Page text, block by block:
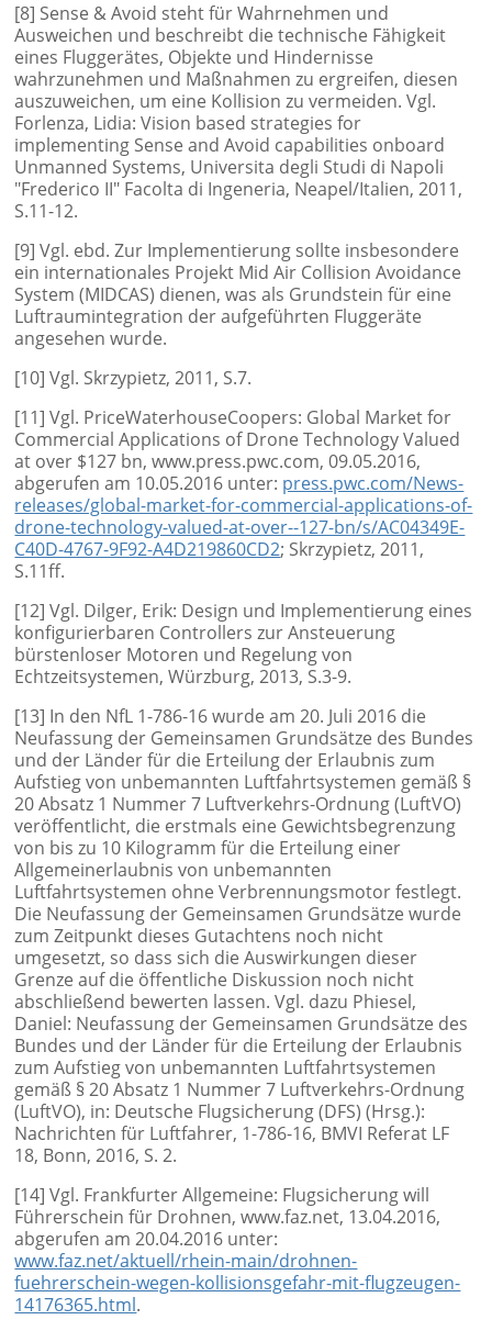
[8] Sense & Avoid steht für Wahrnehmen und
Ausweichen und beschreibt die technische Fähigkeit
eines Fluggerätes, Objekte und Hindernisse
wahrzunehmen und Maßnahmen zu ergreifen, diesen
auszuweichen, um eine Kollision zu vermeiden. Vgl.
Forlenza, Lidia: Vision based strategies for
implementing Sense and Avoid capabilities onboard
Unmanned Systems, Universita degli Studi di Napoli
"Frederico II" Facolta di Ingeneria, Neapel/Italien, 2011,
S.11-12.
[9] Vgl. ebd. Zur Implementierung sollte insbesondere
ein internationales Projekt Mid Air Collision Avoidance
System (MIDCAS) dienen, was als Grundstein für eine
Luftraumintegration der aufgeführten Fluggeräte
angesehen wurde.
[10] Vgl. Skrzypietz, 2011, S.7.
[11] Vgl. PriceWaterhouseCoopers: Global Market for
Commercial Applications of Drone Technology Valued
at over $127 bn, www.press.pwc.com, 09.05.2016,
abgerufen am 10.05.2016 unter: press.pwc.com/News-
releases/global-market-for-commercial-applications-of-
drone-technology-valued-at-over--127-bn/s/AC04349E-
C40D-4767-9F92-A4D219860CD2; Skrzypietz, 2011,
S.11ff.
[12] Vgl. Dilger, Erik: Design und Implementierung eines
konfigurierbaren Controllers zur Ansteuerung
bürstenloser Motoren und Regelung von
Echtzeitsystemen, Würzburg, 2013, S.3-9.
[13] In den NfL 1-786-16 wurde am 20. Juli 2016 die
Neufassung der Gemeinsamen Grundsätze des Bundes
und der Länder für die Erteilung der Erlaubnis zum
Aufstieg von unbemannten Luftfahrtsystemen gemäß §
20 Absatz 1 Nummer 7 Luftverkehrs-Ordnung (LuftVO)
veröffentlicht, die erstmals eine Gewichtsbegrenzung
von bis zu 10 Kilogramm für die Erteilung einer
Allgemeinerlaubnis von unbemannten
Luftfahrtsystemen ohne Verbrennungsmotor festlegt.
Die Neufassung der Gemeinsamen Grundsätze wurde
zum Zeitpunkt dieses Gutachtens noch nicht
umgesetzt, so dass sich die Auswirkungen dieser
Grenze auf die öffentliche Diskussion noch nicht
abschließend bewerten lassen. Vgl. dazu Phiesel,
Daniel: Neufassung der Gemeinsamen Grundsätze des
Bundes und der Länder für die Erteilung der Erlaubnis
zum Aufstieg von unbemannten Luftfahrtsystemen
gemäß § 20 Absatz 1 Nummer 7 Luftverkehrs-Ordnung
(LuftVO), in: Deutsche Flugsicherung (DFS) (Hrsg.):
Nachrichten für Luftfahrer, 1-786-16, BMVI Referat LF
18, Bonn, 2016, S. 2.
[14] Vgl. Frankfurter Allgemeine: Flugsicherung will
Führerschein für Drohnen, www.faz.net, 13.04.2016,
abgerufen am 20.04.2016 unter:
www.faz.net/aktuell/rhein-main/drohnen-
fuehrerschein-wegen-kollisionsgefahr-mit-flugzeugen-
14176365.html.